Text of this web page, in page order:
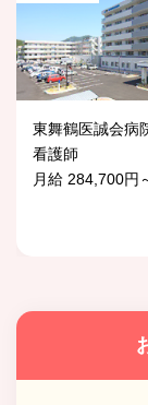
東舞鶴医誠会病
看護師
月給 284,700円